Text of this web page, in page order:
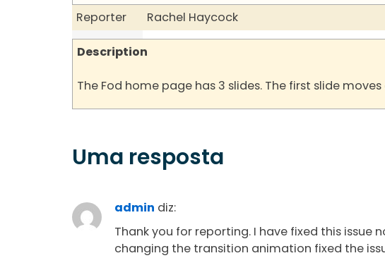
Reporter
Rachel Haycock
Description
The Fod home page has 3 slides. The first slide
Uma resposta
admin diz:
Thank you for reporting. I have fixed this issue
changing the transition animation fixed the